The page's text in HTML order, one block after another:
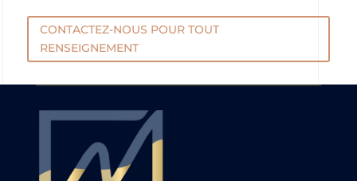
CONTACTEZ-NOUS POUR TOUT
RENSEIGNEMENT